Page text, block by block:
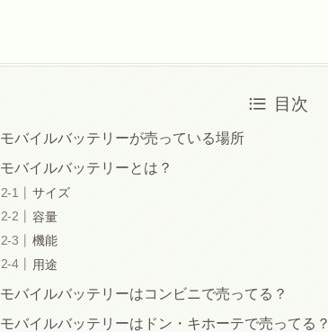
目次
モバイルバッテリーが売っている場所
モバイルバッテリーとは？
サイズ
容量
機能
用途
モバイルバッテリーはコンビニで売ってる？
モバイルバッテリーはドン・キホーテで売ってる？